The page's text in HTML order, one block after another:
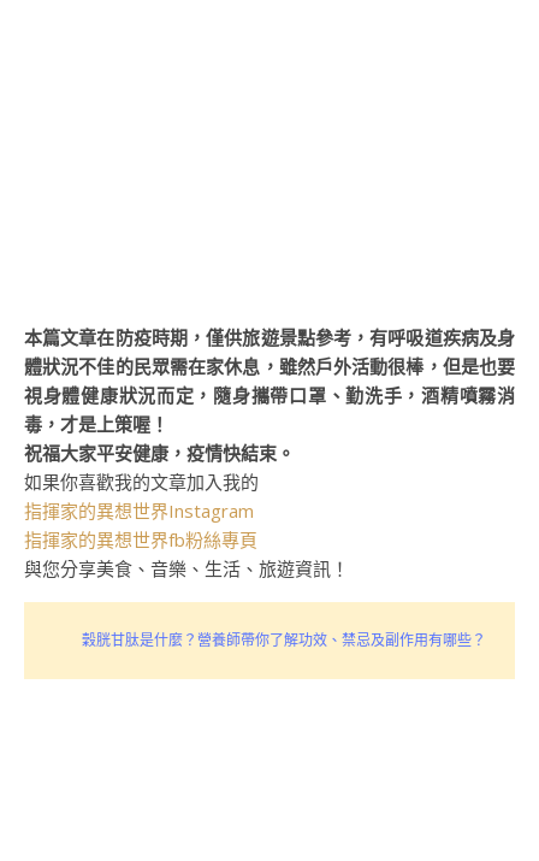
本篇文章在防疫時期，僅供旅遊景點參考，有呼吸道疾病及身
體狀況不佳的民眾需在家休息，雖然戶外活動很棒，但是也要
視身體健康狀況而定，隨身攜帶口罩、勤洗手，酒精噴霧消
毒，才是上策喔！
祝福大家平安健康，疫情快結束。
如果你喜歡我的文章加入我的
指揮家的異想世界Instagram
指揮家的異想世界fb粉絲專頁
與您分享美食、音樂、生活、旅遊資訊！
穀胱甘肽是什麼？營養師帶你了解功效、禁忌及副作用有哪些？